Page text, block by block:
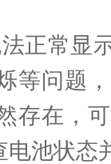
常显示
等问题
存在，
池状态